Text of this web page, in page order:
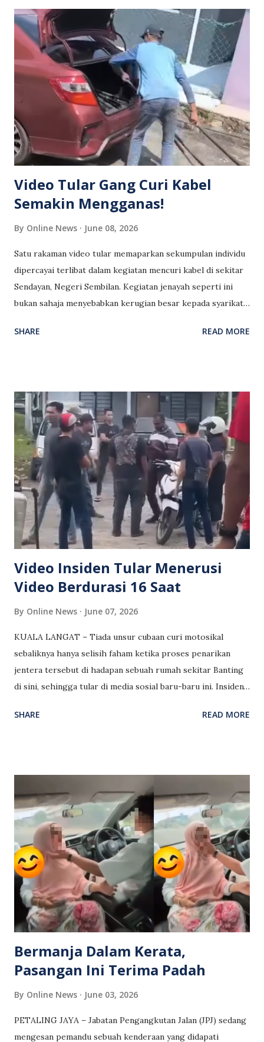
keadaan berjaya dikawal. Kejadian itu turut menarik
perhatian orang ramai dan rakaman video insiden
berkenaan kemudian tular di media sosial. Pihak polis
mengesahkan siasatan lanjut sedang dijalankan bagi
mengenal pasti peranan setiap individu yang terlibat serta
motif sebenar kejadian. Orang ramai dinasihatkan agar tidak
mengambil tindakan sendiri dan menyerahkan sebarang
pertikaian kepada pihak berkuasa bagi mengelakkan
kejadian yang boleh mengancam keselamatan awam.
Video Tular Gang Curi Kabel
Semakin Mengganas!
By Online News June 08, 2026
Satu rakaman video tular memaparkan sekumpulan individu
dipercayai terlibat dalam kegiatan mencuri kabel di sekitar
Sendayan, Negeri Sembilan. Kegiatan jenayah seperti ini
bukan sahaja menyebabkan kerugian besar kepada syarikat
telekomunikasi serta perkhidmatan penting kepada
dibawa ke muka pengadilan. 📍 Lokasi: Sendayan, Negeri
Sembilan
SHARE READ MORE
Video Insiden Tular Menerusi
Video Berdurasi 16 Saat
By Online News June 07, 2026
KUALA LANGAT – Tiada unsur cubaan curi motosikal
sebaliknya hanya selisih faham ketika proses penarikan
jentera tersebut di hadapan sebuah rumah sekitar Banting
di sini, sehingga tular di media sosial baru-baru ini. Insiden
memaparkan pertengkaran antara penarik motosikal dan
dari seorang wanita warga tempatan berusia 35 tahun yang
bekerja sebagai penarik motosikal pada Jumaat lalu.
Katanya, laporan turut diterima daripada seorang remaja
lelaki berusia 16 tahun yang merupakan anak pemilik
motosikal yang hendak ditarik wanita tersebut bersama
rakan sekerjanya. “Keterangan kedua-dua pihak telah
diambil dan didapati berlaku salah faham antara mereka
semasa proses penarikan motosikal tersebut. “Selisih
faham telah diselesaikan dan kedua-dua pihak telah
berdamai dengan baik,” ka...
SHARE READ MORE
Bermanja Dalam Kerata,
Pasangan Ini Terima Padah
By Online News June 03, 2026
PETALING JAYA – Jabatan Pengangkutan Jalan (JPJ) sedang
mengesan pemandu sebuah kenderaan yang didapati